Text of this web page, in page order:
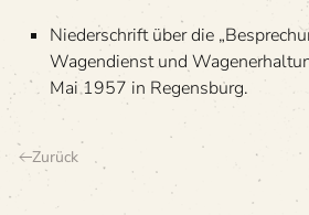
Nie­der­schrift über die
Wagen­dienst und
Mai 1957 in Regensburg.
Zurück